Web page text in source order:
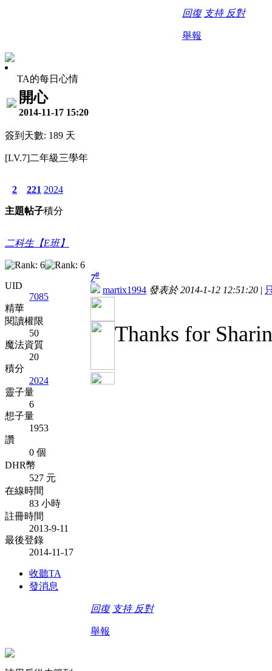
回復 支持 反對
舉報
TA的每日心情
開心
2014-11-17 15:20
簽到天數: 189 天
[LV.7]二年級三學年
2
主題
221
帖子
2024
積分
二科生【E班】
UID
7085
精華
閱讀權限
50
魔法資質
20
積分
2024
靈子量
6
想子量
1953
讚
0 個
DHR幣
527 元
在線時間
83 小時
註冊時間
2013-9-11
最後登錄
2014-11-17
收聽TA
發消息
7#
martix1994 發表於 2014-1-12 12:51:20 |
Thanks for
回復 支持 反對
舉報